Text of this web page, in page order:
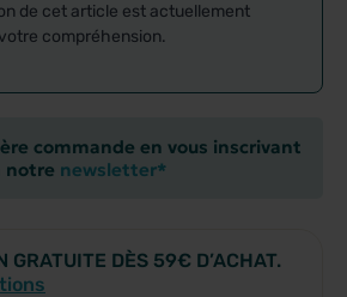
de cet article est actuellement
compréhension.
commande en vous inscrivant
notre newsletter*
GRATUITE DÈS 59€ D’ACHAT.